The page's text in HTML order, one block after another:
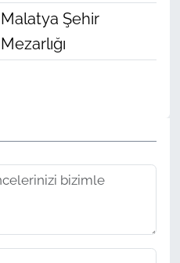
Malatya Şehir
Mezarlığı